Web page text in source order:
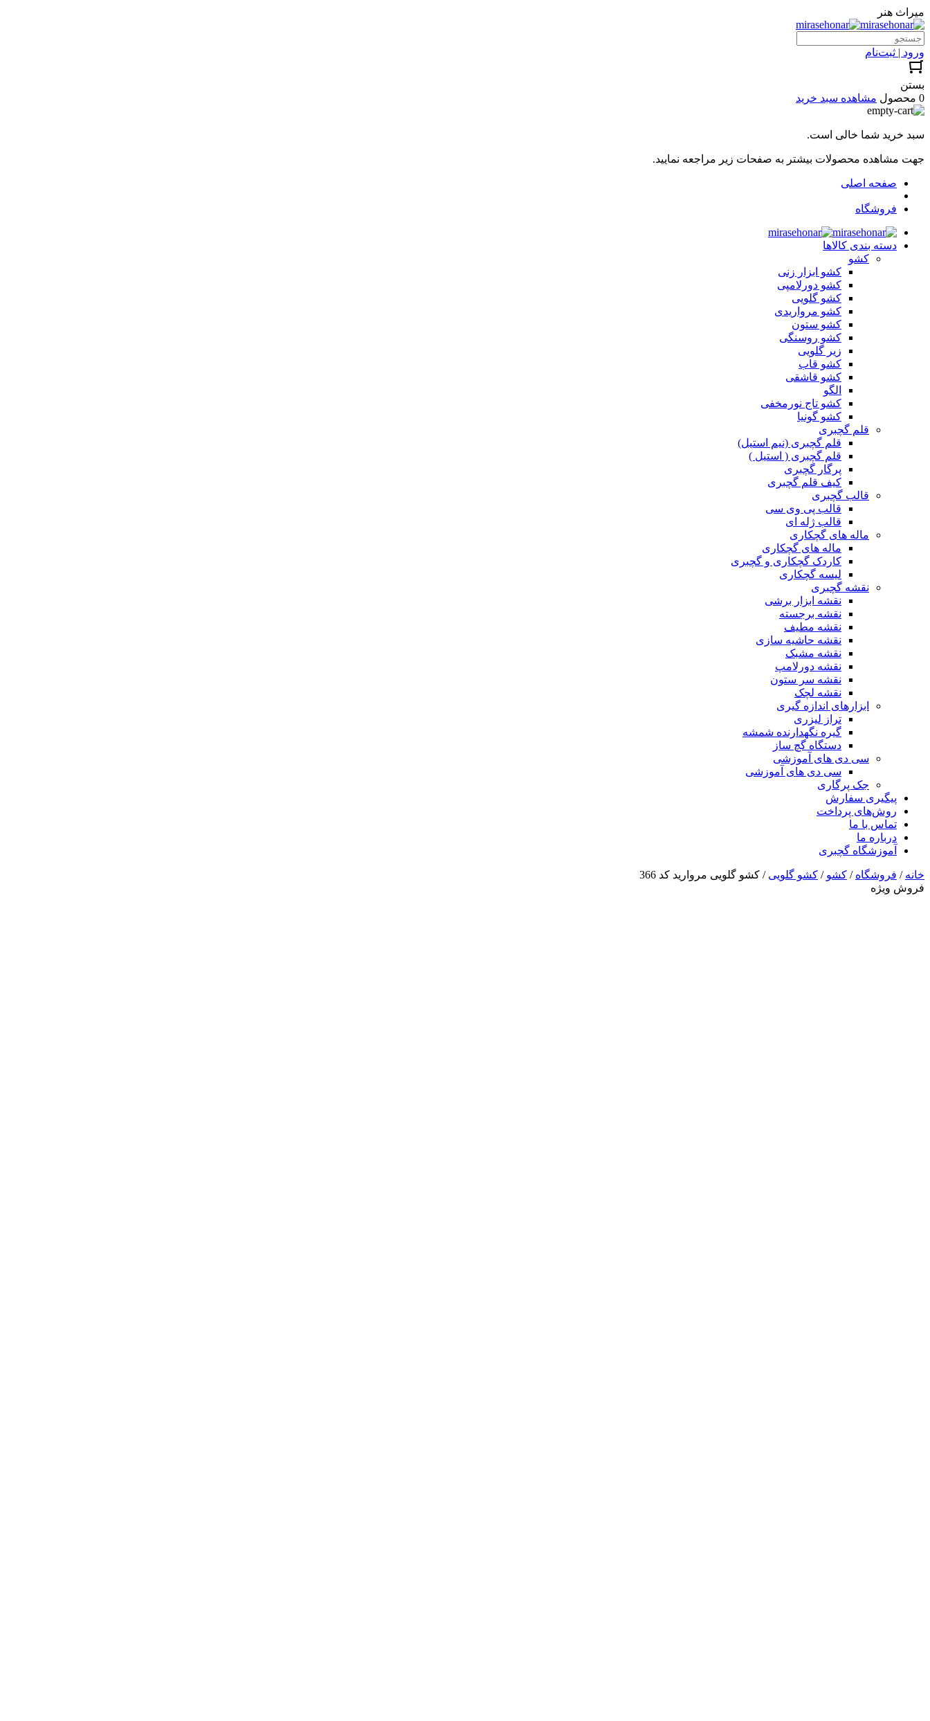
میراث هنر
ورود | ثبت‌نام
بستن
0 محصول
مشاهده سبد خرید
سبد خرید شما خالی است.
جهت مشاهده محصولات بیشتر به صفحات زیر مراجعه نمایید.
صفحه اصلی
فروشگاه
دسته بندی کالاها
کشو
کشو ابزار زنی
کشو دورلامپی
کشو گلویی
کشو مرواریدی
کشو ستون
کشو روسنگی
زیر گلویی
کشو قاب
کشو قاشقی
الگو
کشو تاج نورمخفی
کشو گونیا
قلم گچبری
قلم گچبری (نیم استیل)
قلم گچبری ( استیل )
پرگار گچبری
کیف قلم گچبری
قالب گچبری
قالب پی وی سی
قالب ژله ای
ماله های گچکاری
ماله های گچکاری
کاردک گچکاری و گچبری
لیسه گچکاری
نقشه گچبری
نقشه ابزار برشی
نقشه برجسته
نقشه مطیف
نقشه حاشیه سازی
نقشه مشبک
نقشه دورلامپ
نقشه سر ستون
نقشه لچک
ابزارهای اندازه گیری
تراز لیزری
گیره نگهدارنده شمشه
دستگاه گچ ساز
سی دی های آموزشی
سی دی های آموزشی
جک پرگاری
پیگیری سفارش
روش‌های پرداخت
تماس با ما
درباره ما
آموزشگاه گچبری
خانه / فروشگاه / کشو / کشو گلویی / کشو گلویی مروارید کد 366
فروش ویژه